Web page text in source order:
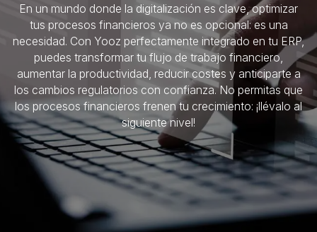
En un mundo donde la digitalización es clave, optimizar
tus procesos financieros ya no es opcional: es una
necesidad. Con Yooz perfectamente integrado en tu ERP,
puedes transformar tu flujo de trabajo financiero,
aumentar la productividad, reducir costes y anticiparte a
los cambios regulatorios con confianza. No permitas que
los procesos financieros frenen tu crecimiento: ¡llévalo al
siguiente nivel!